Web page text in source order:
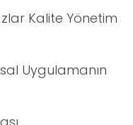
Kalite Yönetim
Uygulamanın